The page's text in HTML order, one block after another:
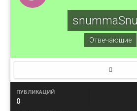
Отвечающие
ПУБЛИКАЦИЙ
0